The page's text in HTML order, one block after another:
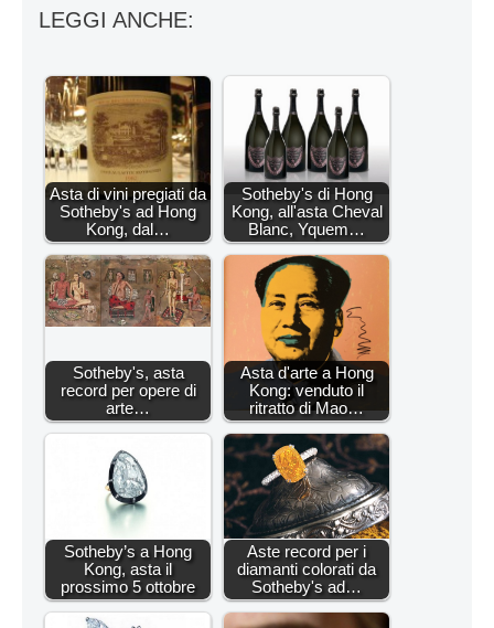
LEGGI ANCHE:
Asta di vini pregiati da
Sotheby's ad Hong
Kong, dal…
Sotheby's di Hong
Kong, all'asta Cheval
Blanc, Yquem…
Sotheby's, asta
record per opere di
arte…
Asta d'arte a Hong
Kong: venduto il
ritratto di Mao…
Sotheby’s a Hong
Kong, asta il
prossimo 5 ottobre
Aste record per i
diamanti colorati da
Sotheby's ad…